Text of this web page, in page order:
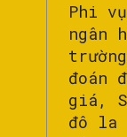
Phi
ngân
đoán
giá,
đô la